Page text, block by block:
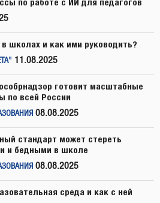
в школах и как ими руководить?
11.08.2025
готовит масштабные
по всей России
08.08.2025
стандарт может стереть
и бедными в школе
08.08.2025
среда и как с ней